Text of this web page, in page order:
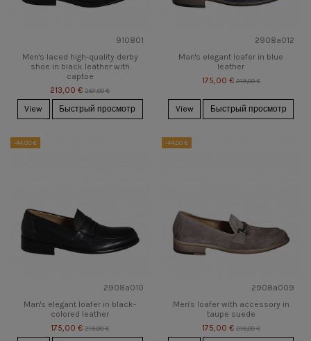
910801
Men's laced high-quality derby
shoe in black leather with
captoe
213,00 € 267,00 €
View Быстрый просмотр
2908a012
Man's elegant loafer in blue
leather
175,00 € 219,00 €
View Быстрый просмотр
-44,00 €
2908a010
Man's elegant loafer in black-
colored leather
175,00 € 219,00 €
-44,00 €
2908a009
Men's loafer with accessory in
taupe suede
175,00 € 219,00 €